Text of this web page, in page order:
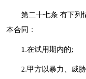
第二十七条 有下列
本合同：
1.在试用期内的;
2.甲方以暴力、威